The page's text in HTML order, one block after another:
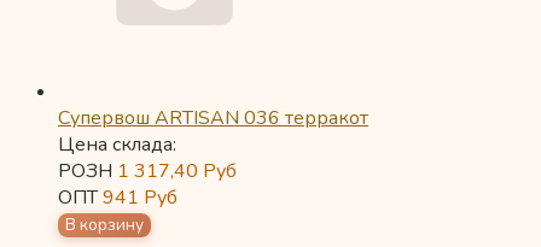
Супервош ARTISAN 036 терракот
Цена склада:
РОЗН 1 317,40 Руб
ОПТ941 Руб